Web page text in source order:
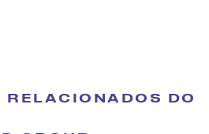
RELACIONADOS DO